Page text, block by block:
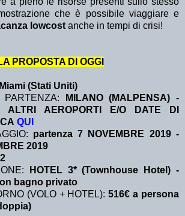
che è possibile viaggiare e
lowcost anche in tempi di crisi!
PROPOSTA DI OGGI
Miami (Stati Uniti)
PARTENZA:
MILANO (MALPENSA) -
ALTRI AEROPORTI E/O DATE DI
QUI
partenza 7 NOVEMBRE 2019 -
2019
2
HOTEL 3* (Townhouse Hotel) -
bagno privato
(VOLO + HOTEL):516€ a persona